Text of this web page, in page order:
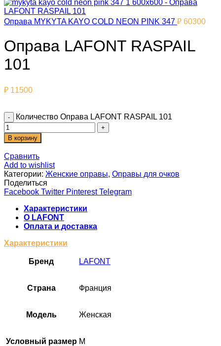
Оправа MYKYTA KAYO COLD NEON PINK 347 ₽ 60300
Оправа LAFONT RASPAIL
101
₽ 11500
Количество Оправа LAFONT RASPAIL 101
В корзину
Сравнить
Add to wishlist
Категории: Женские оправы, Оправы для очков
Поделиться
Facebook Twitter Pinterest Telegram
Характеристики
О LAFONT
Оплата и доставка
Характеристики
Бренд LAFONT
Cтрана Франция
Модель Женская
Условный размер M